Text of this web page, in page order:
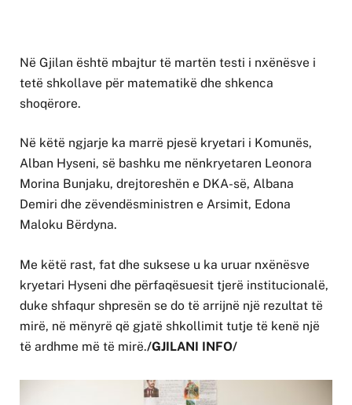
Në Gjilan është mbajtur të martën testi i nxënësve i
tetë shkollave për matematikë dhe shkenca
shoqërore.
Në këtë ngjarje ka marrë pjesë kryetari i Komunës,
Alban Hyseni, së bashku me nënkryetaren Leonora
Morina Bunjaku, drejtoreshën e DKA-së, Albana
Demiri dhe zëvendësministren e Arsimit, Edona
Maloku Bërdyna.
Me këtë rast, fat dhe suksese u ka uruar nxënësve
kryetari Hyseni dhe përfaqësuesit tjerë institucionalë,
duke shfaqur shpresën se do të arrijnë një rezultat të
mirë, në mënyrë që gjatë shkollimit tutje të kenë një
të ardhme më të mirë./GJILANI INFO/